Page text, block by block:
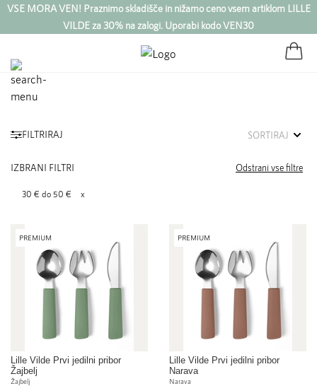
VSE MORA VEN! Praznimo skladišče in nižamo ceno vsem artiklom LILLE
VILDE za 30% na zalogi. Uporabi kodo VEN30
FILTRIRAJ SORTIRAJ
IZBRANI FILTRI Odstrani vse filtre
30 € do 50 €
PREMIUM
Lille Vilde Prvi jedilni pribor
Žajbelj
Žajbelj
PREMIUM
Lille Vilde Prvi jedilni pribor
Narava
Narava